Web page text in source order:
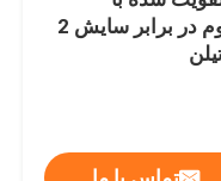
فایبرگلاس مقاوم در برابر سایش 2